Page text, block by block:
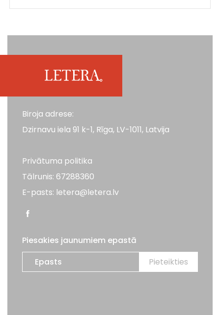
Biroja adrese:
Dzirnavu iela 91 k-1, Rīga, LV-1011, Latvija
Privātuma politika
Tālrunis: 67288360
E-pasts: letera@letera.lv
Piesakies jaunumiem epastā